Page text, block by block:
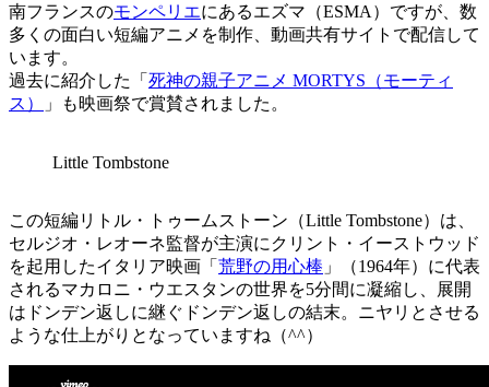
南フランスのモンペリエにあるエズマ（ESMA）ですが、数
多くの面白い短編アニメを制作、動画共有サイトで配信して
います。
過去に紹介した「 死神の親子アニメ MORTYS（モーティ
ス）
」も映画祭で賞賛されました。
Little Tombstone
この短編リトル・トゥームストーン（Little Tombstone）は、
セルジオ・レオーネ監督が主演にクリント・イーストウッド
を起用したイタリア映画「 荒野の用心棒 」（1964年）に代表
されるマカロニ・ウエスタンの世界を5分間に凝縮し、展開
はドンデン返しに継ぐドンデン返しの結末。ニヤリとさせる
ような仕上がりとなっていますね（^^）